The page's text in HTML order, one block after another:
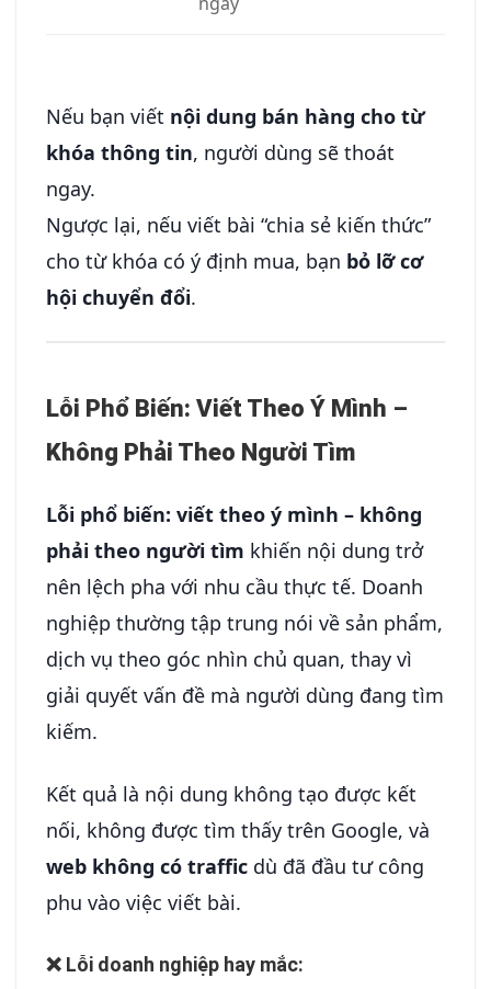
Nếu bạn viết nội dung bán hàng cho từ
khóa thông tin, người dùng sẽ thoát
ngay.
Ngược lại, nếu viết bài “chia sẻ kiến thức”
cho từ khóa có ý định mua, bạn bỏ lỡ cơ
hội chuyển đổi.
Lỗi Phổ Biến: Viết Theo Ý Mình –
Không Phải Theo Người Tìm
Lỗi phổ biến: viết theo ý mình – không
phải theo người tìm khiến nội dung trở
nên lệch pha với nhu cầu thực tế. Doanh
nghiệp thường tập trung nói về sản phẩm,
dịch vụ theo góc nhìn chủ quan, thay vì
giải quyết vấn đề mà người dùng đang tìm
kiếm.
Kết quả là nội dung không tạo được kết
nối, không được tìm thấy trên Google, và
web không có traffic dù đã đầu tư công
phu vào việc viết bài.
❌ Lỗi doanh nghiệp hay mắc: